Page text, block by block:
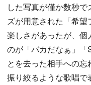
した写真が僅か数秒
ズが用意された「希
楽しさがあったが、個
のが「バカだなぁ」「
とを去った相手への
振り絞るような歌唱